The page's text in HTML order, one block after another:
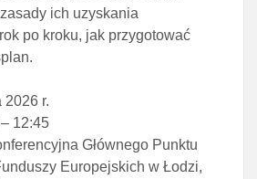
ich uzyskania
po kroku, jak przygotować
2026 r.
12:45
Głównego Punktu
Europejskich w Łodzi,